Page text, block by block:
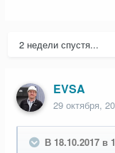
2 недели спустя...
EVSA
29 октября,
В 18.10.2017 в